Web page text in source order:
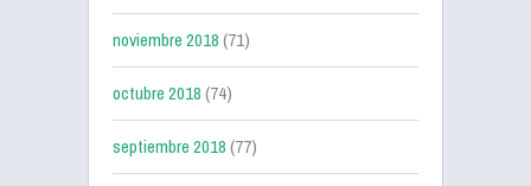
noviembre 2018(71)
octubre 2018(74)
septiembre 2018(77)